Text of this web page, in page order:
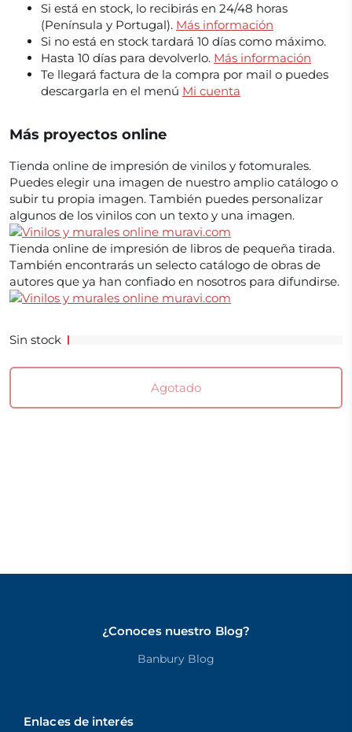
Si está en stock, lo recibirás en 24/48 horas
(Península y Portugal). Más información
Si no está en stock tardará 10 días como máximo.
Hasta 10 días para devolverlo. Más información
Te llegará factura de la compra por mail o puedes
descargarla en el menú Mi cuenta
Más proyectos online
Tienda online de impresión de vinilos y fotomurales.
Puedes elegir una imagen de nuestro amplio catálogo o
subir tu propia imagen. También puedes personalizar
algunos de los vinilos con un texto y una imagen.
Tienda online de impresión de libros de pequeña tirada.
También encontrarás un selecto catálogo de obras de
autores que ya han confiado en nosotros para difundirse.
Sin stock
Agotado
¿Conoces nuestro Blog?
Banbury Blog
Enlaces de interés